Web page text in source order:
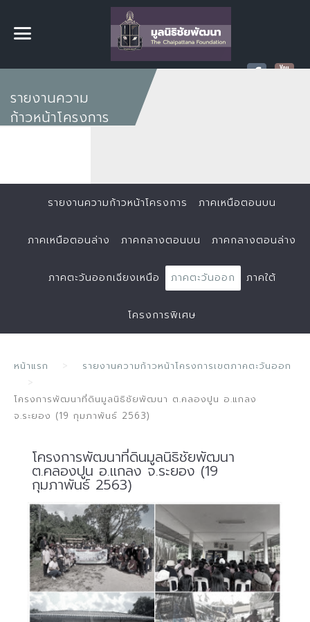
รายงานความ
ก้าวหน้าโครงการ
รายงานความก้าวหน้าโครงการ ภาคเหนือตอนบน
ภาคเหนือตอนล่าง ภาคกลางตอนบน ภาคกลางตอนล่าง
ภาคตะวันออกเฉียงเหนือ ภาคตะวันออก ภาคใต้
โครงการพิเศษ
หน้าแรก รายงานความก้าวหน้าโครงการเขตภาคตะวันออก
โครงการพัฒนาที่ดินมูลนิธิชัยพัฒนา ต.คลองปูน อ.แกลง
จ.ระยอง (19 กุมภาพันธ์ 2563)
โครงการพัฒนาที่ดินมูลนิธิชัยพัฒนา
ต.คลองปูน อ.แกลง จ.ระยอง (19
กุมภาพันธ์ 2563)